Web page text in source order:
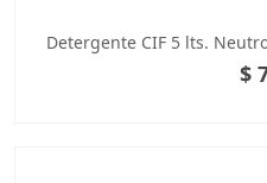
Detergente CIF 5 lts.
$